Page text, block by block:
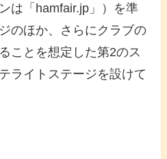
は「hamfair.jp」）を準
のほか、さらにクラブの
ことを想定した第2のス
ライトステージを設けて